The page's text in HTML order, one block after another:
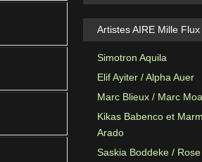
Artistes AIRE Mille Flux
Simotron Aquila
Elif Ayiter / Alpha Auer
Marc Blieux / Marc
Kikas Babenco et
Arado
Saskia Boddeke / Rose